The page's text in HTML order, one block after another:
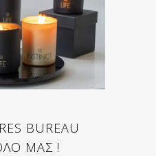
BUREAU
ΜΑΣ !